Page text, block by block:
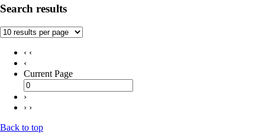
Search results
‹ ‹
‹
Current Page
›
› ›
Back to top